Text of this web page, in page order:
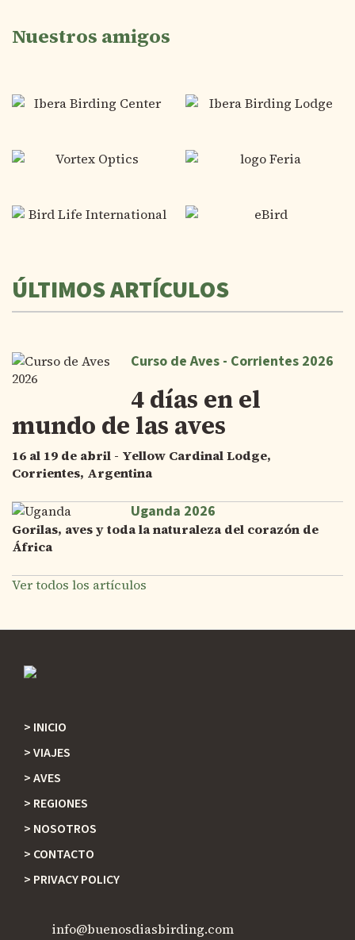
Nuestros amigos
ÚLTIMOS ARTÍCULOS
Curso de Aves - Corrientes 2026
4 días en el
mundo de las aves
16 al 19 de abril - Yellow Cardinal Lodge,
Corrientes, Argentina
Uganda 2026
Gorilas, aves y toda la naturaleza del corazón de
África
Ver todos los artículos
Footer
INICIO
VIAJES
AVES
REGIONES
NOSOTROS
CONTACTO
PRIVACY POLICY
info@buenosdiasbirding.com